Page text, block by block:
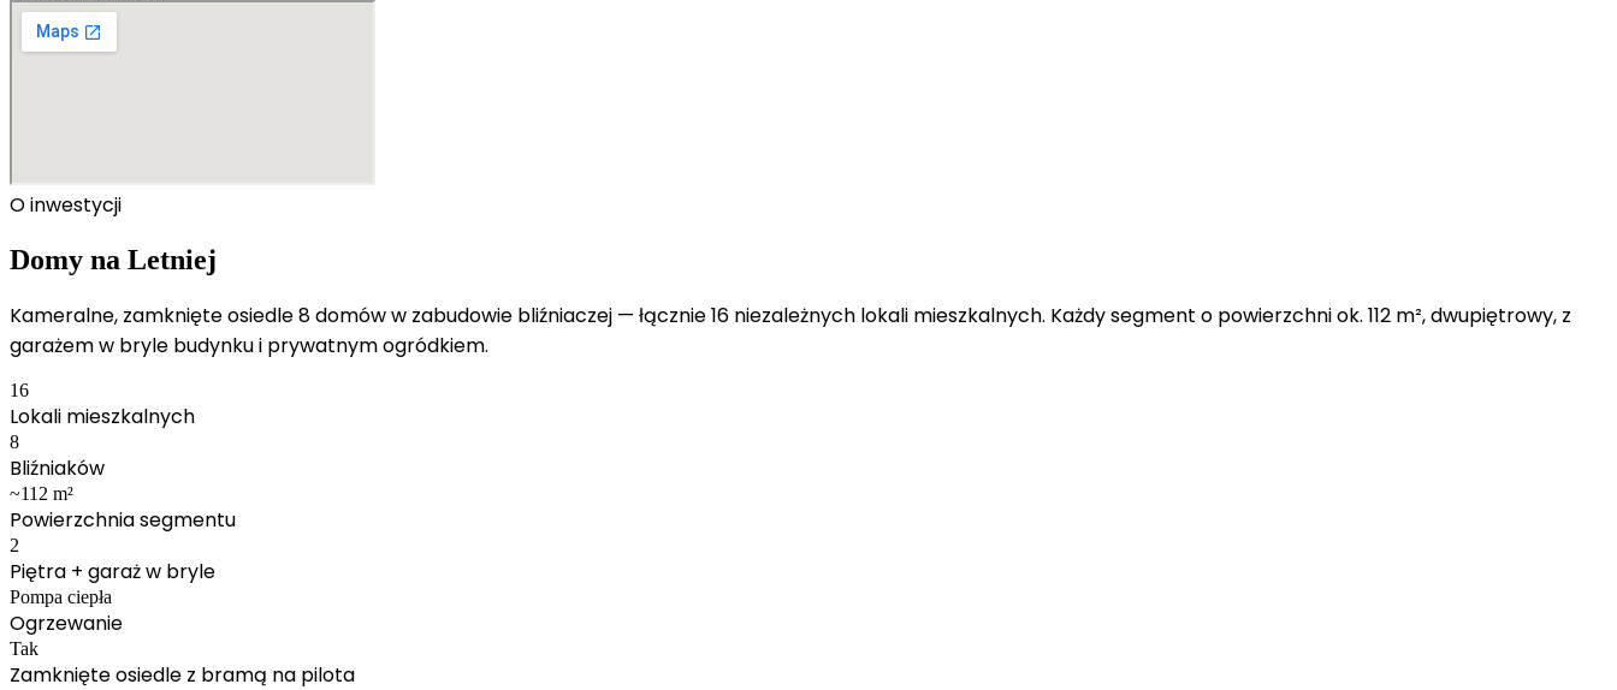
O inwestycji
Domy na Letniej
Kameralne, zamknięte osiedle 8 domów w zabudowie bliźniaczej — łącznie 16 niezależnych lokali mieszkalnych. Każdy segment o powierzchni ok. 112 m², dwupiętrowy, z
garażem w bryle budynku i prywatnym ogródkiem.
16
Lokali mieszkalnych
8
Bliźniaków
~112 m²
Powierzchnia segmentu
2
Piętra + garaż w bryle
Pompa ciepła
Ogrzewanie
Tak
Zamknięte osiedle z bramą na pilota